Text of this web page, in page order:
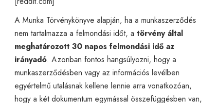
A Munka Törvénykönyve alapján, ha a munkaszerződés
nem tartalmazza a felmondási időt, a törvény által
meghatározott 30 napos felmondási idő az
irányadó. Azonban fontos hangsúlyozni, hogy a
munkaszerződésben vagy az információs levélben
egyértelmű utalásnak kellene lennie arra vonatkozóan,
hogy a két dokumentum egymással összefüggésben van,